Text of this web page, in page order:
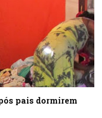
pais dormirem